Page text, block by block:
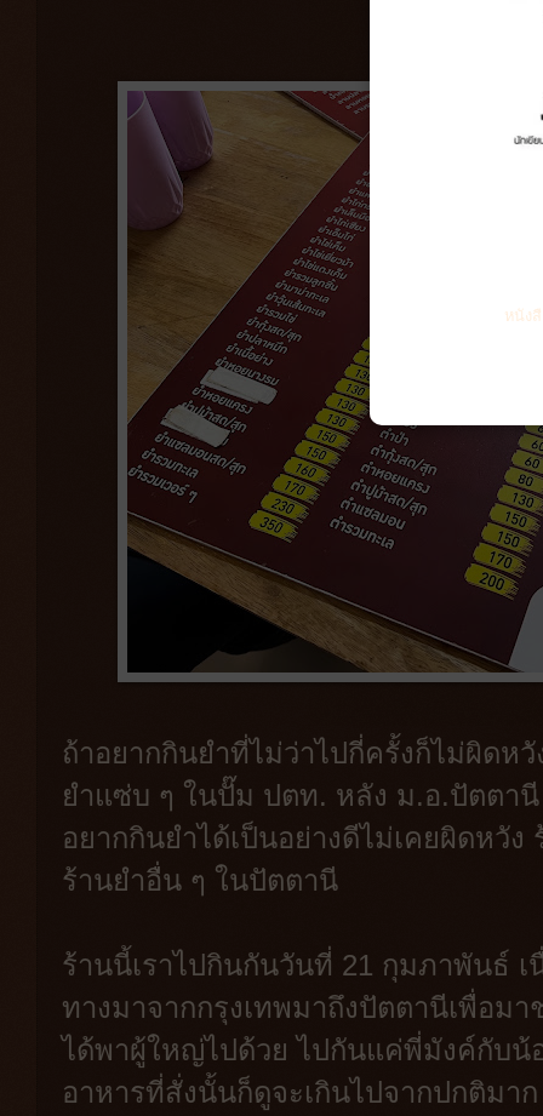
ถ้าอยากกินยำที่ไม่ว่าไปกี่ครั้งก็ไม่ผิดห
ยำแซ่บ ๆ ในปั๊ม ปตท. หลัง ม.อ.ปัตตานี
อยากกินยำได้เป็นอย่างดีไม่เคยผิดหวัง
ร้านยำอื่น ๆ ในปัตตานี
ร้านนี้เราไปกินกันวันที่ 21 กุมภาพันธ์ เ
ทางมาจากกรุงเทพมาถึงปัตตานีเพื่อม
ได้พาผู้ใหญ่ไปด้วย ไปกันแค่พี่มังค์กับ
อาหารที่สั่งนั้นก็ดูจะเกินไปจากปกติมา
หนัง